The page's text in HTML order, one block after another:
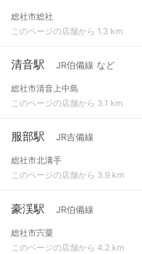
総社市総社
このページの店舗から 1.3 km
清音駅 JR伯備線 など
総社市清音上中島
このページの店舗から 3.1 km
服部駅 JR吉備線
総社市北溝手
このページの店舗から 3.9 km
豪渓駅 JR伯備線
総社市宍粟
このページの店舗から 4.2 km